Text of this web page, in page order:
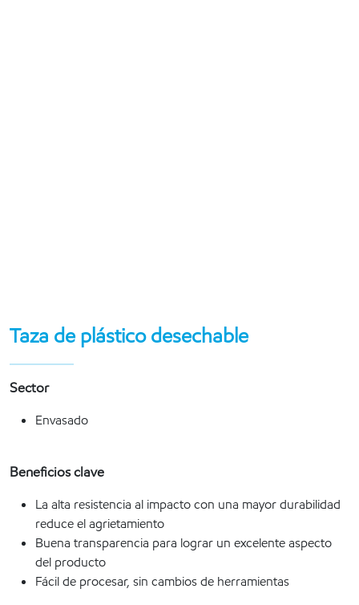
Taza de plástico desechable
Sector
Envasado
Beneficios clave
La alta resistencia al impacto con una mayor durabilidad
reduce el agrietamiento
Buena transparencia para lograr un excelente aspecto
del producto
Fácil de procesar, sin cambios de herramientas